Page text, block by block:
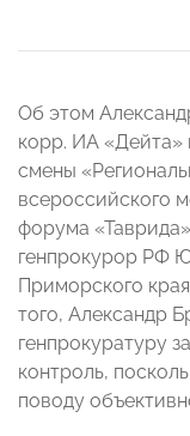
Об этом
корр. ИА «Дейта»
смены
всероссийского
форума
генпрокурор РФ
Приморского
того, Александр
генпрокуратуру
контроль,
поводу